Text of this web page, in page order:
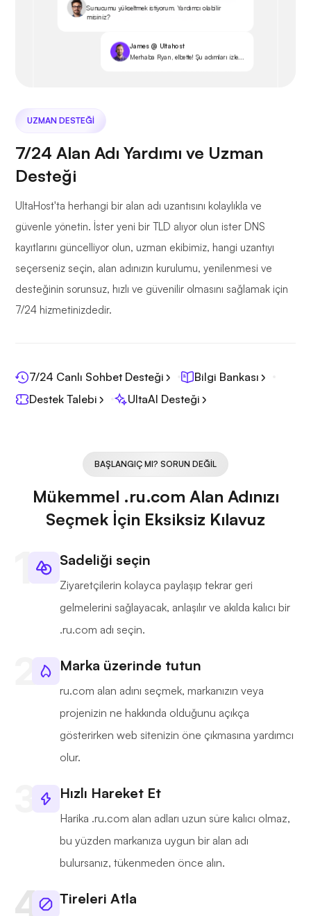
Sunucumu yükseltmek istiyorum. Yardımcı olabilir
misiniz?
James @ Ultahost
Merhaba Ryan, elbette! Şu adımları izle...
UZMAN DESTEĞI
7/24 Alan Adı Yardımı ve Uzman
Desteği
UltaHost'ta herhangi bir alan adı uzantısını kolaylıkla ve
güvenle yönetin. İster yeni bir TLD alıyor olun ister DNS
kayıtlarını güncelliyor olun, uzman ekibimiz, hangi uzantıyı
seçerseniz seçin, alan adınızın kurulumu, yenilenmesi ve
desteğinin sorunsuz, hızlı ve güvenilir olmasını sağlamak için
7/24 hizmetinizdedir.
7/24 Canlı Sohbet Desteği
Bilgi Bankası
Destek Talebi
UltaAI Desteği
BAŞLANGIÇ MI? SORUN DEĞIL
Mükemmel .ru.com Alan Adınızı
Seçmek İçin Eksiksiz Kılavuz
Sadeliği seçin
Ziyaretçilerin kolayca paylaşıp tekrar geri
gelmelerini sağlayacak, anlaşılır ve akılda kalıcı bir
.ru.com adı seçin.
Marka üzerinde tutun
ru.com alan adını seçmek, markanızın veya
projenizin ne hakkında olduğunu açıkça
gösterirken web sitenizin öne çıkmasına yardımcı
olur.
Hızlı Hareket Et
Harika .ru.com alan adları uzun süre kalıcı olmaz,
bu yüzden markanıza uygun bir alan adı
bulursanız, tükenmeden önce alın.
Tireleri Atla